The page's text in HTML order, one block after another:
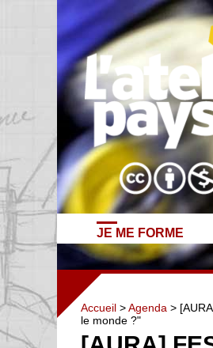
JE ME FORME
Accueil >Agenda >
le monde ?"